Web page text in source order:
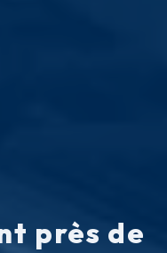
près de